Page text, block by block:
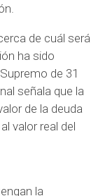
de cuál será
ha sido
de 31
señala que la
de la deuda
valor real del
la